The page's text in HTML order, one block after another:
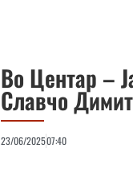
Во Центар –
Славчо
23/06/202507:40